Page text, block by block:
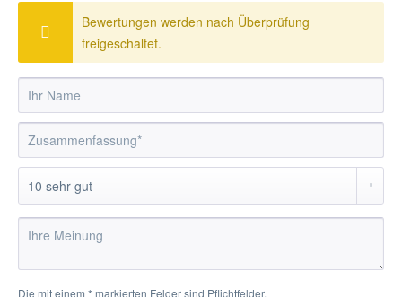
Bewertungen werden nach Überprüfung
freigeschaltet.
Die mit einem * markierten Felder sind Pflichtfelder.